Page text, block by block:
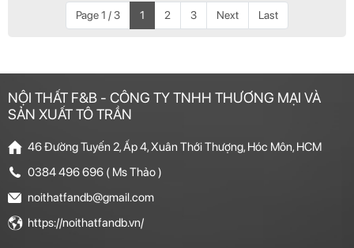
Page 1 / 3 1 2 3 Next Last
NỘI THẤT F&B - CÔNG TY TNHH THƯƠNG MẠI VÀ
SẢN XUẤT TÔ TRẦN
46 Đường Tuyến 2, Ấp 4, Xuân Thới Thượng, Hóc Môn, HCM
0384 496 696 ( Ms Thảo )
noithatfandb@gmail.com
https://noithatfandb.vn/